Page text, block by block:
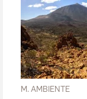
M. AMBIENTE